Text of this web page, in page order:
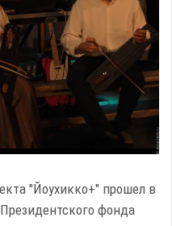
"Йоухикко+" прошел в
фонда